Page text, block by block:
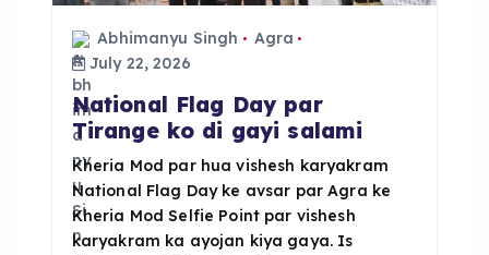
Abhimanyu Singh
Agra
July 22, 2026
National Flag Day par
Tirange ko di gayi salami
Kheria Mod par hua vishesh karyakram
National Flag Day ke avsar par Agra ke
Kheria Mod Selfie Point par vishesh
karyakram ka ayojan kiya gaya. Is